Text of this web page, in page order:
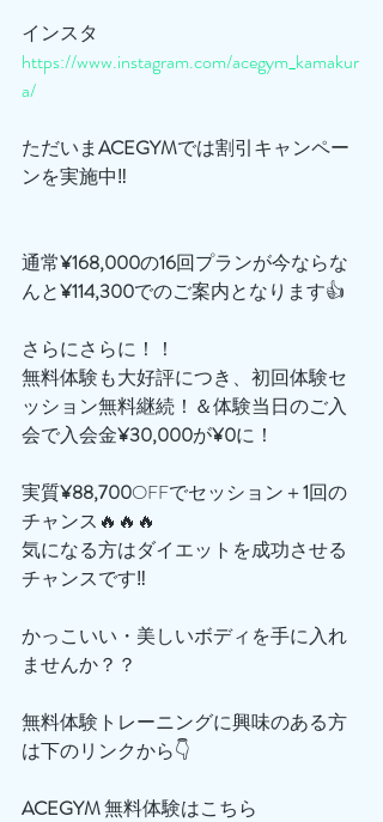
インスタ
https://www.instagram.com/acegym_kamakur
a/
ただいまACEGYMでは割引キャンペー
ンを実施中‼️
通常¥168,000の16回プランが今ならな
んと¥114,300でのご案内となります👍
さらにさらに！！
無料体験も大好評につき、初回体験セ
ッション無料継続！＆体験当日のご入
会で入会金¥30,000が¥0に！
実質¥88,700OFFでセッション＋1回の
チャンス🔥🔥🔥
気になる方はダイエットを成功させる
チャンスです‼️
かっこいい・美しいボディを手に入れ
ませんか？？
無料体験トレーニングに興味のある方
は下のリンクから👇
ACEGYM 無料体験はこちら